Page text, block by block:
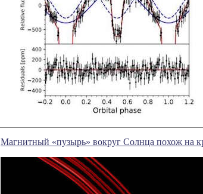
Магнитный «пузырь» вокруг Солнца похож на